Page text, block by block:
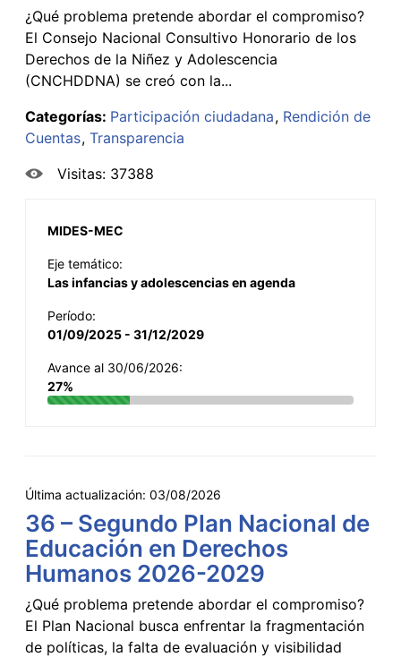
¿Qué problema pretende abordar el compromiso?
El Consejo Nacional Consultivo Honorario de los
Derechos de la Niñez y Adolescencia
(CNCHDDNA) se creó con la...
Categorías: Participación ciudadana Rendición de
Cuentas Transparencia
Visitas: 37388
MIDES-MEC
Eje temático:
Las infancias y adolescencias en agenda
Período:
01/09/2025 - 31/12/2029
Avance al 30/06/2026:
27%
Última actualización: 03/08/2026
36 – Segundo Plan Nacional de
Educación en Derechos
Humanos 2026-2029
¿Qué problema pretende abordar el compromiso?
El Plan Nacional busca enfrentar la fragmentación
de políticas, la falta de evaluación y visibilidad